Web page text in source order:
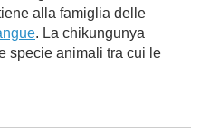
alla famiglia delle
. La chikungunya
specie animali tra cui le